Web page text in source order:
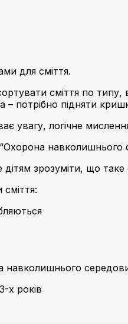
для сміття.
сміття по типу,
– потрібно підняти
увагу, логічне
зрозуміти, що таке
навколишнього
х років